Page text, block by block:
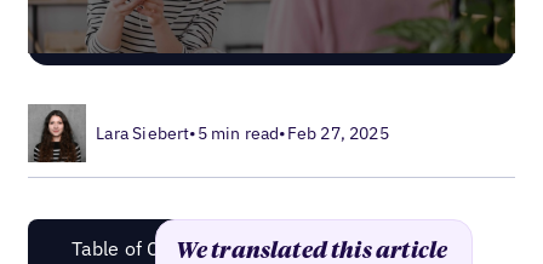
Lara Siebert•5 min read•Feb 27, 2025
Table of ContentWe translated this article